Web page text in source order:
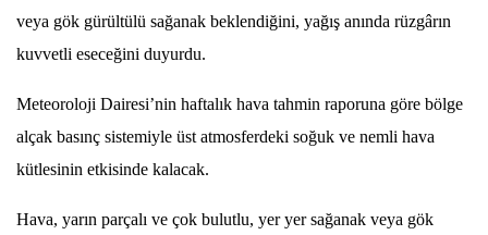
veya gök gürültülü sağanak beklendiğini, yağış anında rüzgârın
kuvvetli eseceğini duyurdu.
Meteoroloji Dairesi’nin haftalık hava tahmin raporuna göre bölge
alçak basınç sistemiyle üst atmosferdeki soğuk ve nemli hava
kütlesinin etkisinde kalacak.
Hava, yarın parçalı ve çok bulutlu, yer yer sağanak veya gök